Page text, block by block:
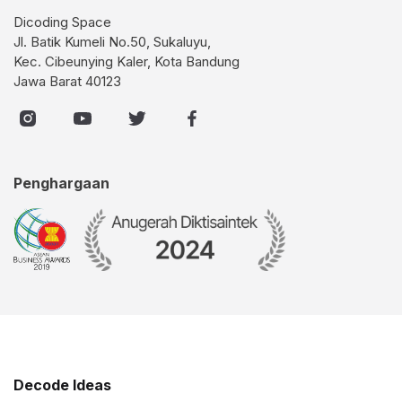
Dicoding Space
Jl. Batik Kumeli No.50, Sukaluyu,
Kec. Cibeunying Kaler, Kota Bandung
Jawa Barat 40123
Penghargaan
Decode Ideas